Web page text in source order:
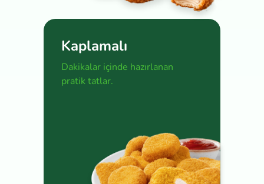
Kaplamalı
Dakikalar içinde hazırlanan
pratik tatlar.